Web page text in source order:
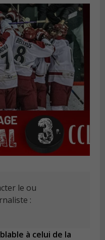
le ou
:
à celui de la